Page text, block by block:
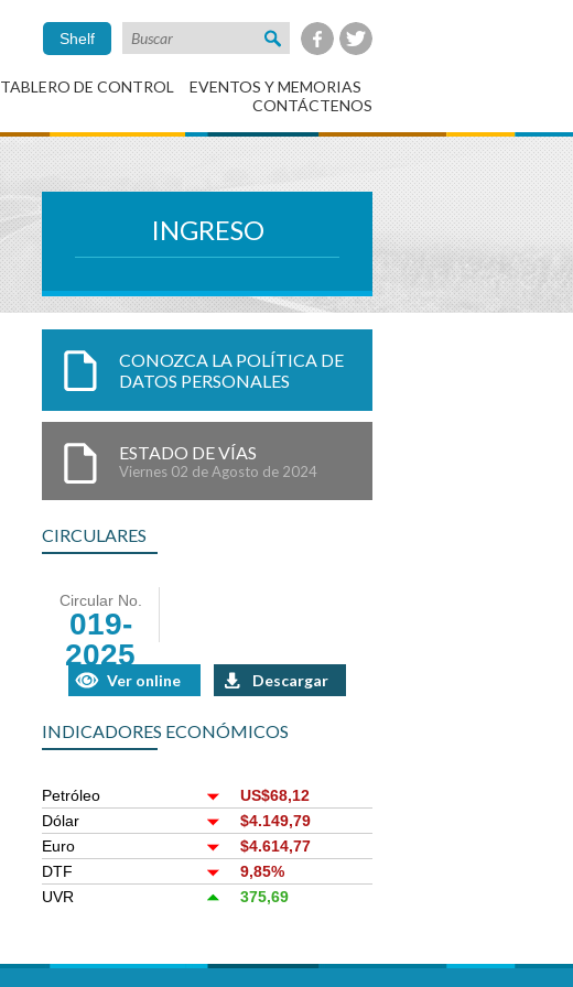
Shelf
TABLERO DE CONTROL
EVENTOS Y MEMORIAS
CONTÁCTENOS
INGRESO
CONOZCA LA POLÍTICA DE
DATOS PERSONALES
ESTADO DE VÍAS
Viernes 02 de Agosto de 2024
CIRCULARES
Circular No.
019-
2025
Ver online Descargar
INDICADORES ECONÓMICOS
Petróleo
US$68,12
Dólar
$4.149,79
Euro
$4.614,77
DTF
9,85%
UVR
375,69